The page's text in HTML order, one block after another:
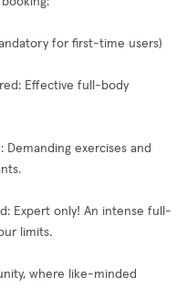
for first-time users)
Effective full-body
Demanding exercises and
Expert only! An intense full-
limits.
where like-minded